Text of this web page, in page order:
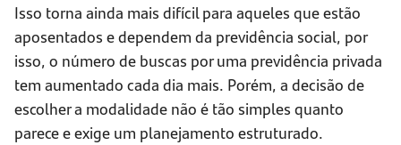
Isso torna ainda mais difícil para aqueles que estão
aposentados e dependem da previdência social, por
isso, o número de buscas por uma previdência privada
tem aumentado cada dia mais. Porém, a decisão de
escolher a modalidade não é tão simples quanto
parece e exige um planejamento estruturado.